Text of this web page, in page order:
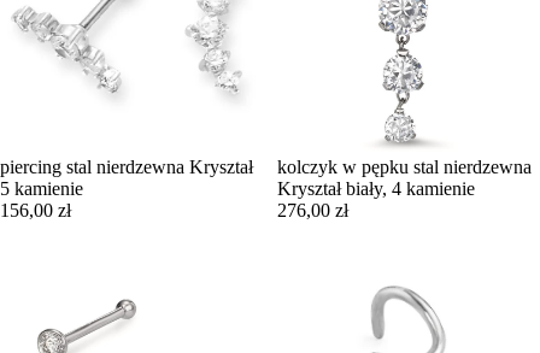
piercing stal nierdzewna Kryształ
5 kamienie
156,00 zł
kolczyk w pępku stal nierdzewna
Kryształ biały, 4 kamienie
276,00 zł